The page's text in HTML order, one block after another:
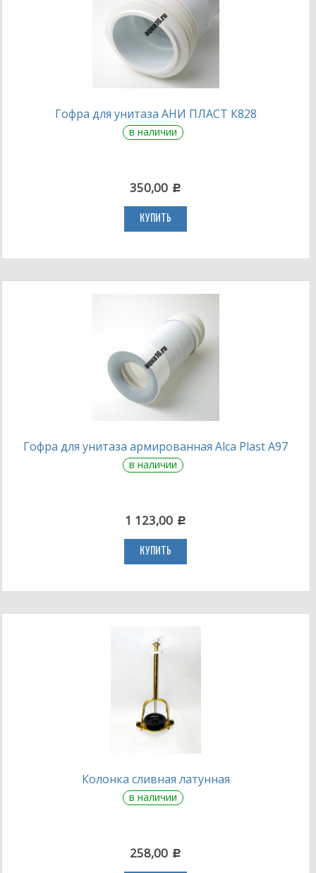
Гофра для унитаза АНИ ПЛАСТ К828
в наличии
350,00 c
КУПИТЬ
Гофра для унитаза армированная Alca Plast A97
в наличии
1 123,00 c
КУПИТЬ
Колонка сливная латунная
в наличии
258,00 c